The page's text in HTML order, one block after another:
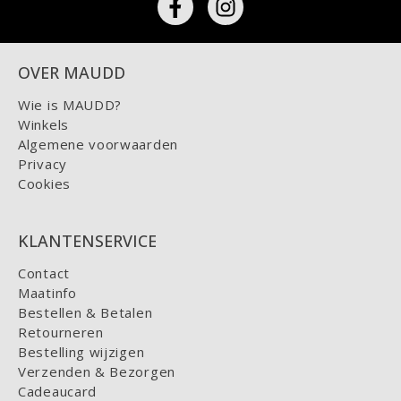
OVER MAUDD
Wie is MAUDD?
Winkels
Algemene voorwaarden
Privacy
Cookies
KLANTENSERVICE
Contact
Maatinfo
Bestellen & Betalen
Retourneren
Bestelling wijzigen
Verzenden & Bezorgen
Cadeaucard